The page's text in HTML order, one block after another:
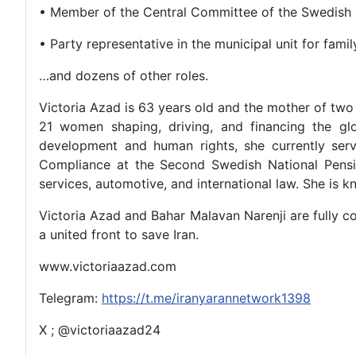
• Member of the Central Committee of the
• Party representative in the municipal unit for
…and dozens of other roles.
Victoria Azad is 63 years old and the mother of
21 women shaping, driving, and financing the
development and human rights, she currently
Compliance at the Second Swedish National
services, automotive, and international law. She is
Victoria Azad and Bahar Malavan Narenji are fully
a united front to save Iran.
www.victoriaazad.com
Telegram: https://t.me/iranyarannetwork1398
X ; @victoriaazad24